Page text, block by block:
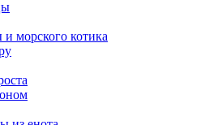
морского котика